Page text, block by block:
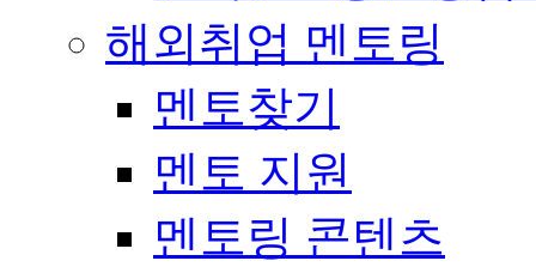
해외취업 멘토링
멘토찾기
멘토 지원
멘토링 콘텐츠